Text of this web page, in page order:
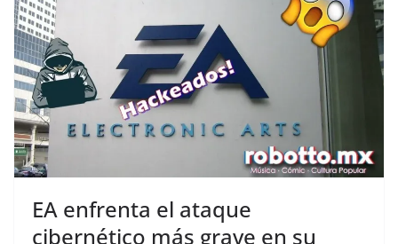
EA enfrenta el ataque
cibernético más grave en su